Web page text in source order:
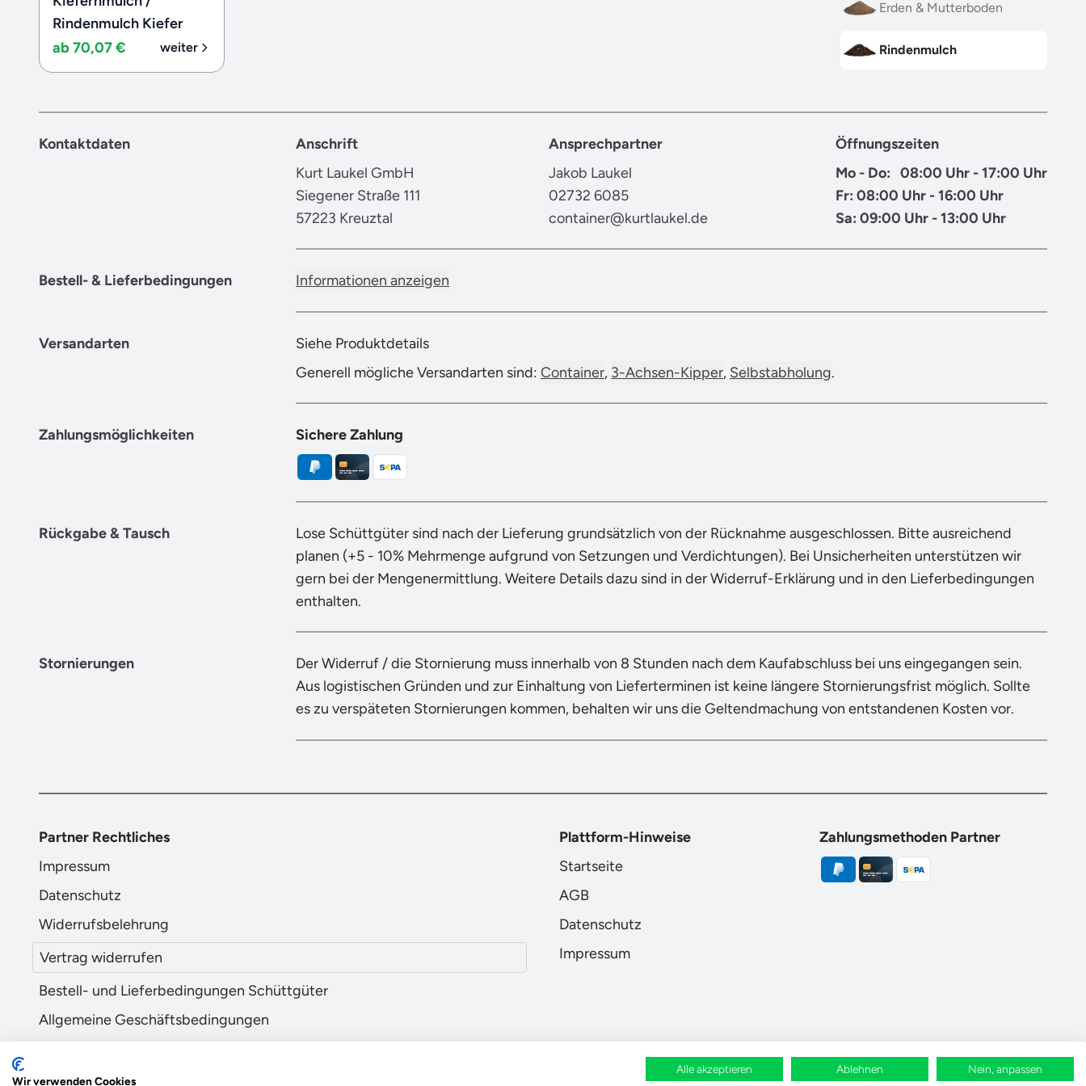
Rindenmulch Kiefer
ab 70,07 €
weiter
Erden & Mutterboden
Rindenmulch
Kontaktdaten
Anschrift
Kurt Laukel GmbH
Siegener Straße 111
57223 Kreuztal
Ansprechpartner
Jakob Laukel
02732 6085
container@kurtlaukel.de
Öffnungszeiten
Mo - Do: 08:00 Uhr - 17:00 Uhr
Fr: 08:00 Uhr - 16:00 Uhr
Sa: 09:00 Uhr - 13:00 Uhr
Bestell- & Lieferbedingungen Informationen anzeigen
Versandarten
Siehe Produktdetails
Generell mögliche Versandarten sind: Container, 3-Achsen-Kipper, Selbstabholung.
Zahlungsmöglichkeiten Sichere Zahlung
Rückgabe & Tausch
Lose Schüttgüter sind nach der Lieferung grundsätzlich von der Rücknahme ausgeschlossen. Bitte ausreichend
planen (+5 - 10% Mehrmenge aufgrund von Setzungen und Verdichtungen). Bei Unsicherheiten unterstützen wir
gern bei der Mengenermittlung. Weitere Details dazu sind in der Widerruf-Erklärung und in den Lieferbedingungen
enthalten.
Stornierungen
Der Widerruf / die Stornierung muss innerhalb von 8 Stunden nach dem Kaufabschluss bei uns eingegangen sein.
Aus logistischen Gründen und zur Einhaltung von Lieferterminen ist keine längere Stornierungsfrist möglich. Sollte
es zu verspäteten Stornierungen kommen, behalten wir uns die Geltendmachung von entstandenen Kosten vor.
Partner Rechtliches
Impressum
Datenschutz
Widerrufsbelehrung
Vertrag widerrufen
Bestell- und Lieferbedingungen Schüttgüter
Allgemeine Geschäftsbedingungen
Plattform-Hinweise
Startseite
AGB
Datenschutz
Impressum
Zahlungsmethoden Partner
Wir verwenden Cookies
Alle akzeptieren Ablehnen Nein, anpassen